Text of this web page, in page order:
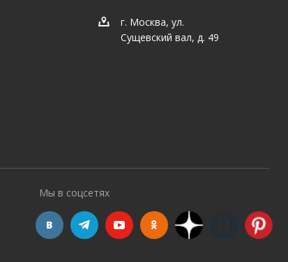
г. Москва, ул.
Сущевский вал, д. 49
Мы в соцсетях